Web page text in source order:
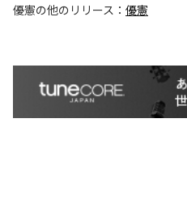
優憲の他のリリース： 優憲